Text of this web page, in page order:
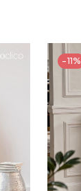
-11%